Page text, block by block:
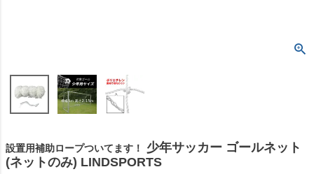
設置用補助ロープついてます！
少年サッカー ゴールネット
(ネットのみ) LINDSPORTS